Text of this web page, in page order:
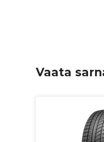
Vaata